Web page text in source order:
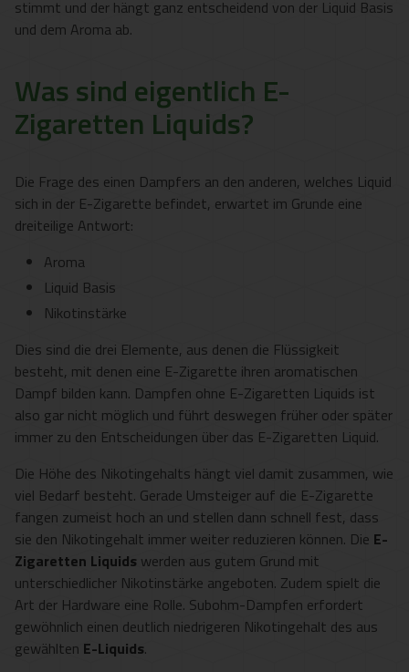
stimmt und der hängt ganz entscheidend von der Liquid Basis
und dem Aroma ab.
Was sind eigentlich E-
Zigaretten Liquids?
Die Frage des einen Dampfers an den anderen, welches Liquid
sich in der E-Zigarette befindet, erwartet im Grunde eine
dreiteilige Antwort:
Aroma
Liquid Basis
Nikotinstärke
Dies sind die drei Elemente, aus denen die Flüssigkeit
besteht, mit denen eine E-Zigarette ihren aromatischen
Dampf bilden kann. Dampfen ohne E-Zigaretten Liquids ist
also gar nicht möglich und führt deswegen früher oder später
immer zu den Entscheidungen über das E-Zigaretten Liquid.
Die Höhe des Nikotingehalts hängt viel damit zusammen, wie
viel Bedarf besteht. Gerade Umsteiger auf die E-Zigarette
fangen zumeist hoch an und stellen dann schnell fest, dass
sie den Nikotingehalt immer weiter reduzieren können. Die E-
Zigaretten Liquids werden aus gutem Grund mit
unterschiedlicher Nikotinstärke angeboten. Zudem spielt die
Art der Hardware eine Rolle. Subohm-Dampfen erfordert
gewöhnlich einen deutlich niedrigeren Nikotingehalt des aus
gewählten E-Liquids.